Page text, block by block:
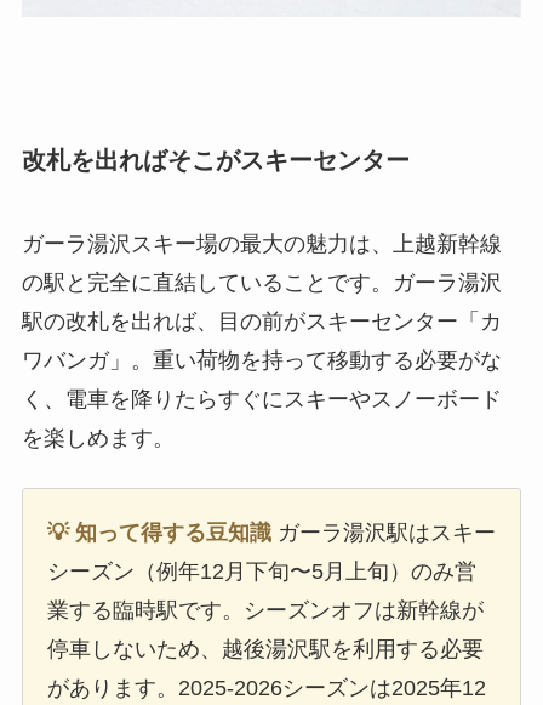
改札を出ればそこがスキーセンター
ガーラ湯沢スキー場の最大の魅力は、上越新幹線
の駅と完全に直結していることです。ガーラ湯沢
駅の改札を出れば、目の前がスキーセンター「カ
ワバンガ」。重い荷物を持って移動する必要がな
く、電車を降りたらすぐにスキーやスノーボード
を楽しめます。
💡 知って得する豆知識ガーラ湯沢駅はスキー
シーズン（例年12月下旬〜5月上旬）のみ営
業する臨時駅です。シーズンオフは新幹線が
停車しないため、越後湯沢駅を利用する必要
があります。2025-2026シーズンは2025年12